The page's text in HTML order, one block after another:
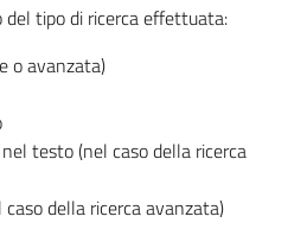
tipo di ricerca effettuata:
o avanzata)
testo (nel caso della ricerca
della ricerca avanzata)